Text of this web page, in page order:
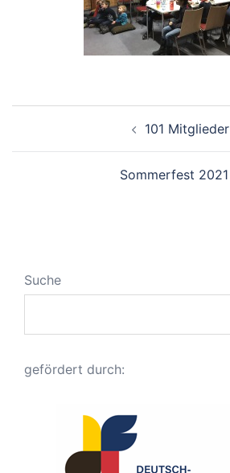
101 Mitglieder
Sommerfest 2021
Suche
gefördert durch: